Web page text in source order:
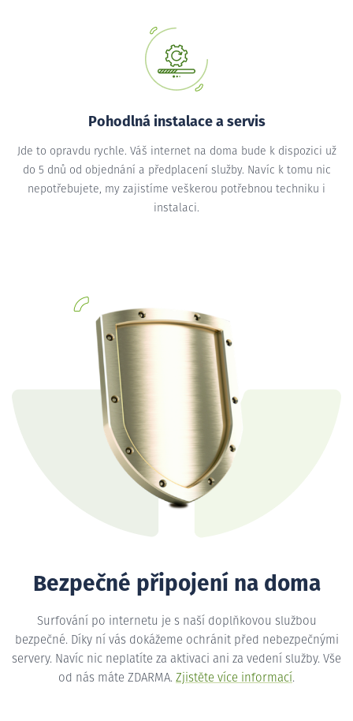
Pohodlná instalace a servis
Jde to opravdu rychle. Váš internet na doma bude k dispozici už
do 5 dnů od objednání a předplacení služby. Navíc k tomu nic
nepotřebujete, my zajistíme veškerou potřebnou techniku i
instalaci.
Bezpečné připojení na doma
Surfování po internetu je s naší doplňkovou službou
bezpečné. Díky ní vás dokážeme ochránit před nebezpečnými
servery. Navíc nic neplatíte za aktivaci ani za vedení služby. Vše
od nás máte ZDARMA. Zjistěte více informací.